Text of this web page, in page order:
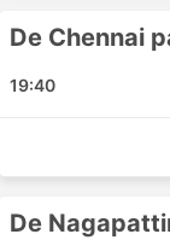
Chennai
De Chennai
19:40
De